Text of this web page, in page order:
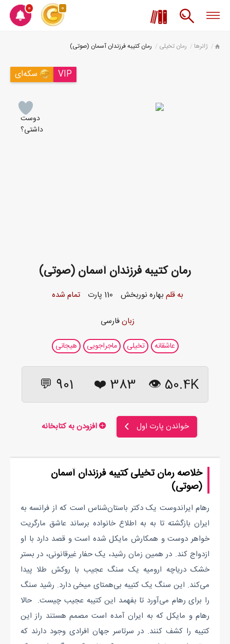
0 0
ژانرها رمان تخیلی رمان کتیبه فرزندان آسمان (صوتی)
سکه‌ای VIP
دوست
داشتی؟
رمان کتیبه فرزندان آسمان (صوتی)
به قلم بهاره نوربخش 110 پارت تمام شده
زبانفارسی
عاشقانه تخیلی ماجراجویی هیجانی
50.4K 👁
383
❤️
901 💬
خواندن پارت اول افزودن به کتابخانه
خلاصه رمان تخیلی کتیبه فرزندان آسمان
(صوتی)
رهام ایراندوست یک دکتر باستان‌شناس است که از فرانسه به
ایران بازگشته تا به به اطلاع خانواده برساند عاشق مارگریت
خواهر دوست و همکارش مایکل شده است و قصد دارد با او
ازدواج کند. در همین زمان رشید، یک حفار غیرقانونی، در بستر
خشک دریاچه ارومیه یک سنگ عجیب با روکش طلا پیدا
می‌کند. این سنگ یک کتیبه بی‌همتای میخی دارد. رشید سنگ
را برای رهام می‌آورد تا بفهمد این کتیبه عجیب چیست. حالا
رهام و مایکل که به ایران آمده است مصمم هستند راز این
کتیبه را کشف کنند. در سرتاسر جهان افرادی وجود دارند که